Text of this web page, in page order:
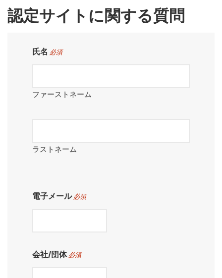
認定サイトに関する質問
氏名 必須
ファーストネーム
ラストネーム
電子メール 必須
会社/団体 必須